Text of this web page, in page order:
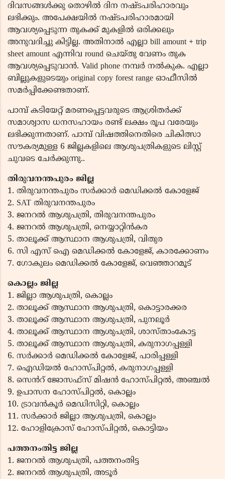
ദിവസങ്ങൾക്കു തൊഴിൽ ദിന നഷ്ടപരിഹാരവും
ലഭിക്കും. അപേക്ഷയിൽ നഷ്ടപരിഹാരമായി
ആവശ്യപ്പെടുന്ന തുകക്ക് മുകളിൽ ഒരിക്കലും
അനുവദിച്ചു കിട്ടില്ല. അതിനാൽ എല്ലാ bill amount + trip
sheet amount എന്നിവ round ചെയ്തു വേണം തുക
ആവശ്യപ്പെടുവാൻ. Valid phone നമ്പർ നൽകുക. എല്ലാ
ബില്ലുകളുടെയും original copy forest range ഓഫീസിൽ
സമർപ്പിക്കേണ്ടതാണ്.
പാമ്പ് കടിയേറ്റ് മരണപ്പെട്ടവരുടെ ആശ്രിതര്‍ക്ക്
സമാശ്വാസ ധനസഹായം രണ്ട് ലക്ഷം രൂപ വരേയും
ലഭിക്കുന്നതാണ്. പാമ്പ് വിഷത്തിനെതിരെ ചികിത്സാ
സൗകര്യമുള്ള 6 ജില്ലകളിലെ ആശുപത്രികളുടെ ലിസ്റ്റ്
ചുവടെ ചേർക്കുന്നു..
തിരുവനന്തപുരം ജില്ല
1. തിരുവനന്തപുരം സർക്കാർ മെഡിക്കൽ കോളേജ്
2. SAT തിരുവനന്തപുരം
3. ജനറൽ ആശുപത്രി, തിരുവനന്തപുരം
4. ജനറൽ ആശുപത്രി, നെയ്യാറ്റിൻകര
5. താലൂക്ക് ആസ്ഥാന ആശുപത്രി, വിതുര
6. സി എസ് ഐ മെഡിക്കൽ കോളേജ്, കാരക്കോണം
7. ഗോകുലം മെഡിക്കൽ കോളേജ്, വെഞ്ഞാറമൂട്
കൊല്ലം ജില്ല
1. ജില്ലാ ആശുപത്രി, കൊല്ലം
2. താലൂക്ക് ആസ്ഥാന ആശുപത്രി, കൊട്ടാരക്കര
3. താലൂക്ക് ആസ്ഥാന ആശുപത്രി, പുനലൂർ
4. താലൂക്ക് ആസ്ഥാന ആശുപത്രി, ശാസ്താംകോട്ട
5. താലൂക്ക് ആസ്ഥാന ആശുപത്രി, കരുനാഗപ്പള്ളി
6. സർക്കാർ മെഡിക്കൽ കോളേജ്, പാരിപ്പള്ളി
7. ഐഡിയൽ ഹോസ്പിറ്റൽ, കരുനാഗപ്പള്ളി
8. സെൻറ് ജോസഫ്സ് മിഷൻ ഹോസ്പിറ്റൽ, അഞ്ചൽ
9. ഉപാസന ഹോസ്പിറ്റൽ, കൊല്ലം
10. ട്രാവൻകൂർ മെഡിസിറ്റി, കൊല്ലം
11. സർക്കാർ ജില്ലാ ആശുപത്രി, കൊല്ലം
12. ഹോളിക്രോസ് ഹോസ്പിറ്റൽ, കൊട്ടിയം
പത്തനംതിട്ട ജില്ല
1. ജനറൽ ആശുപത്രി, പത്തനംതിട്ട
2. ജനറൽ ആശുപത്രി, അടൂർ